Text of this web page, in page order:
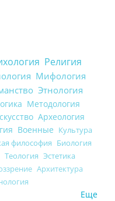
Религия
Мифология
Этнология
Методология
Археология
Военные Культура
философия Биология
Теология Эстетика
Архитектура
Еще